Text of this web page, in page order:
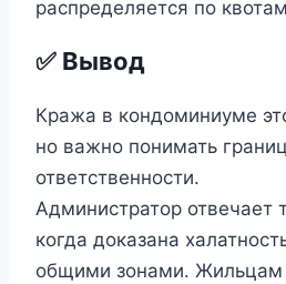
распределяется по
✅ Вывод
Кража в кондоминиуме
но важно понимать
ответственности.
Администратор отвечает
когда доказана
общими зонами. Жильцам